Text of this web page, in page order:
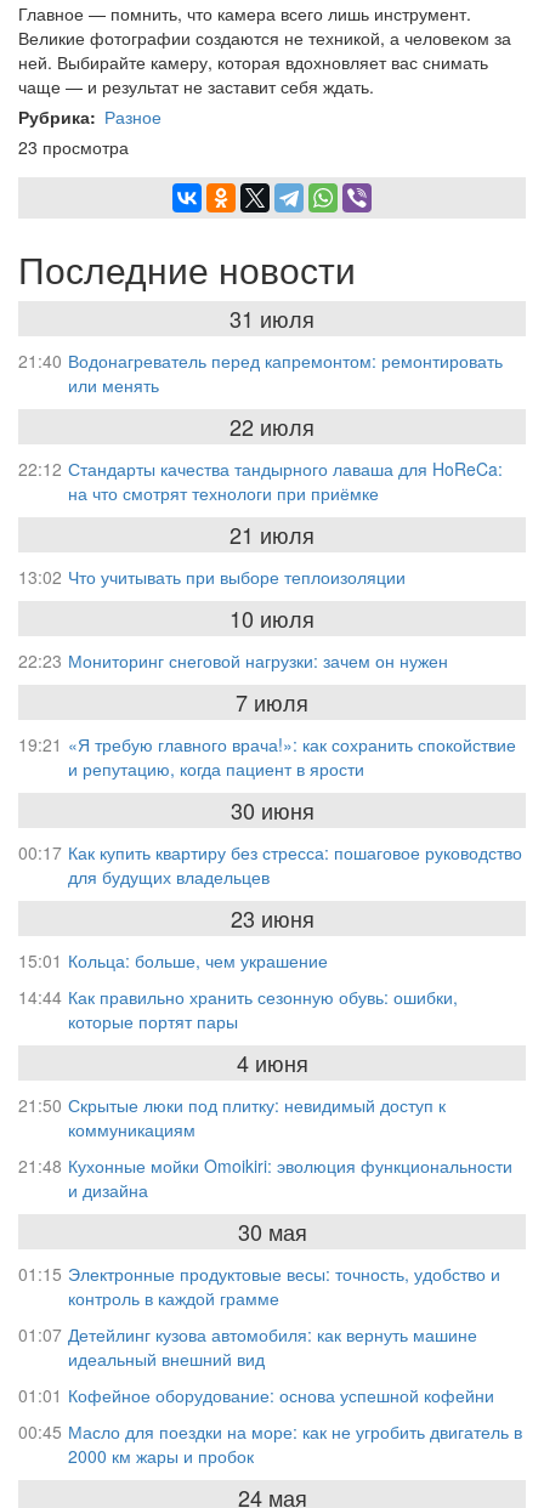
Главное — помнить, что камера всего лишь инструмент.
Великие фотографии создаются не техникой, а человеком за
ней. Выбирайте камеру, которая вдохновляет вас снимать
чаще — и результат не заставит себя ждать.
Рубрика
Разное
23 просмотра
Последние новости
31 июля
21:40 Водонагреватель перед капремонтом: ремонтировать
или менять
22 июля
22:12 Стандарты качества тандырного лаваша для HoReCa:
на что смотрят технологи при приёмке
21 июля
13:02 Что учитывать при выборе теплоизоляции
10 июля
22:23 Мониторинг снеговой нагрузки: зачем он нужен
7 июля
19:21 «Я требую главного врача!»: как сохранить спокойствие
и репутацию, когда пациент в ярости
30 июня
00:17 Как купить квартиру без стресса: пошаговое руководство
для будущих владельцев
23 июня
15:01 Кольца: больше, чем украшение
14:44 Как правильно хранить сезонную обувь: ошибки,
которые портят пары
4 июня
21:50 Скрытые люки под плитку: невидимый доступ к
коммуникациям
21:48 Кухонные мойки Omoikiri: эволюция функциональности
и дизайна
30 мая
01:15 Электронные продуктовые весы: точность, удобство и
контроль в каждой грамме
01:07 Детейлинг кузова автомобиля: как вернуть машине
идеальный внешний вид
01:01 Кофейное оборудование: основа успешной кофейни
00:45 Масло для поездки на море: как не угробить двигатель в
2000 км жары и пробок
24 мая